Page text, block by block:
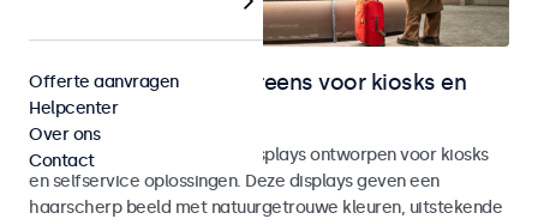
Monitoren en touchscreens voor kiosks en
selfservice
Monitoren en touchscreen displays ontworpen voor kiosks
en selfservice oplossingen. Deze displays geven een
haarscherp beeld met natuurgetrouwe kleuren, uitstekende
Offerte aanvragen
Helpcenter
Over ons
Contact